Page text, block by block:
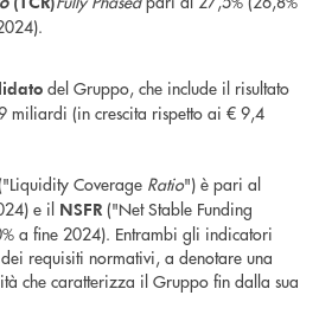
del Gruppo, che include il risultato
miliardi (in crescita rispetto ai € 9,4
Coverage Ratio") è pari al
e il NSFR ("Net Stable Funding
a fine 2024). Entrambi gli indicatori
requisiti normativi, a denotare una
che caratterizza il Gruppo fin dalla sua